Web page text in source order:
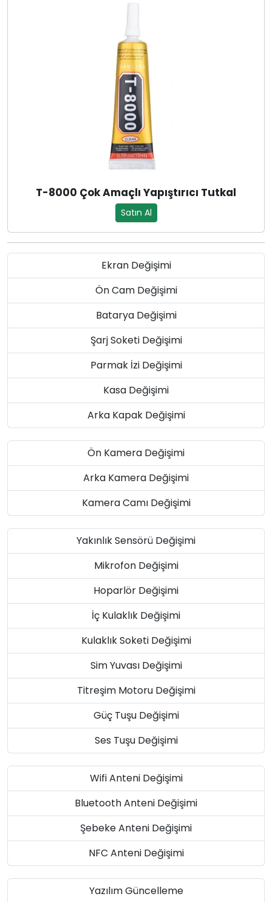
T-8000 Çok Amaçlı Yapıştırıcı Tutkal
Satın Al
Ekran Değişimi
Ön Cam Değişimi
Batarya Değişimi
Şarj Soketi Değişimi
Parmak İzi Değişimi
Kasa Değişimi
Arka Kapak Değişimi
Ön Kamera Değişimi
Arka Kamera Değişimi
Kamera Camı Değişimi
Yakınlık Sensörü Değişimi
Mikrofon Değişimi
Hoparlör Değişimi
İç Kulaklık Değişimi
Kulaklık Soketi Değişimi
Sim Yuvası Değişimi
Titreşim Motoru Değişimi
Güç Tuşu Değişimi
Ses Tuşu Değişimi
Wifi Anteni Değişimi
Bluetooth Anteni Değişimi
Şebeke Anteni Değişimi
NFC Anteni Değişimi
Yazılım Güncelleme